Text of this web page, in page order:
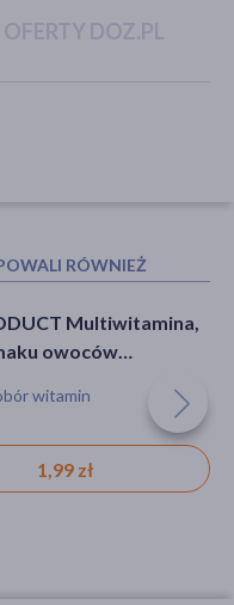
DOZ.PL
RÓWNIEŻ
Multiwitamina,
owoców
witamin
1,99 zł
do twarzy SPF 30,
od 3 m-ca, 50 ml
przeciwsłoneczna
9,99 zł